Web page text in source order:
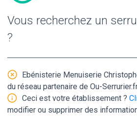
Vous recherchez un
?
Ebénisterie Menuiserie
du réseau partenaire de Ou-
Ceci est votre établissement ?
modifier ou supprimer des